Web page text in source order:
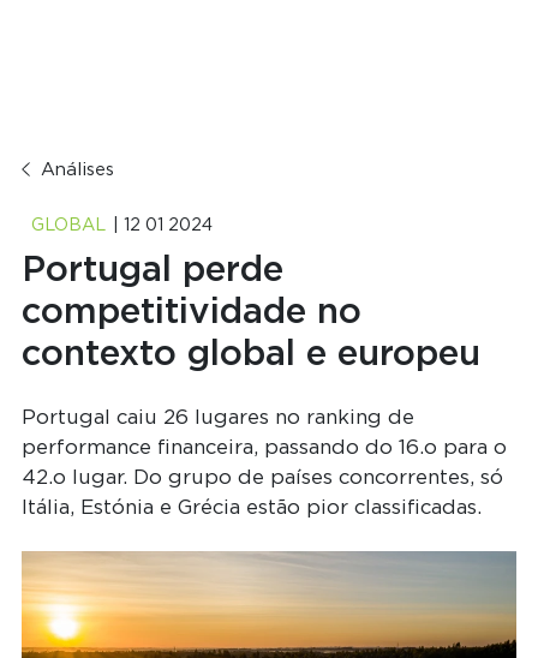
Análises
GLOBAL | 12 01 2024
Portugal perde
competitividade no
contexto global e europeu
Portugal caiu 26 lugares no ranking de
performance financeira, passando do 16.o para o
42.o lugar. Do grupo de países concorrentes, só
Itália, Estónia e Grécia estão pior classificadas.